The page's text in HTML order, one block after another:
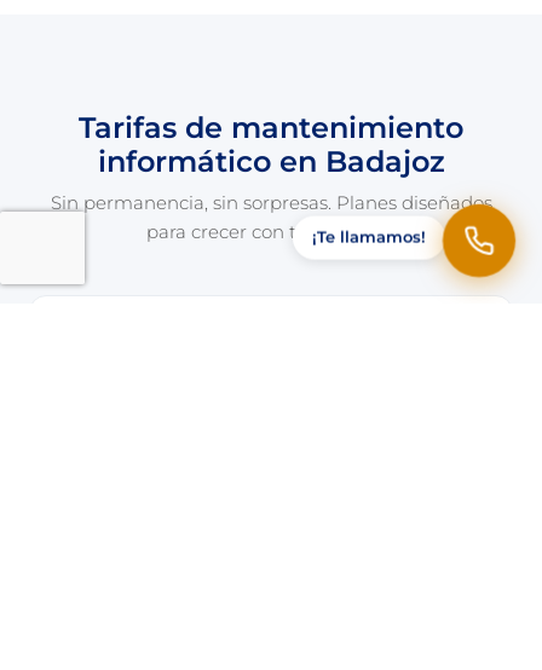
Tarifas de mantenimiento
informático en Badajoz
Sin permanencia, sin sorpresas. Planes diseñados
para crecer con tu empresa.
¡Te llamamos!